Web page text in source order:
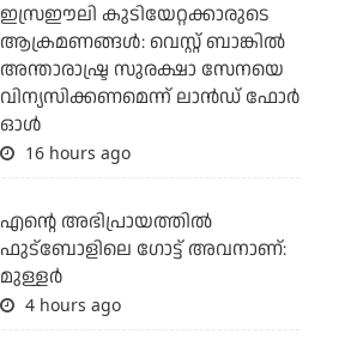
ഇസ്രഈലി കുടിയേറ്റക്കാരുടെ
ആക്രമണങ്ങള്‍: വെസ്റ്റ് ബാങ്കില്‍
അന്താരാഷ്ട്ര സുരക്ഷാ സേനയെ
വിന്യസിക്കണമെന്ന് ലാന്‍ഡ് ഫോര്‍
ഓള്‍
16 hours ago
എന്റെ അഭിപ്രായത്തില്‍
ഫുട്‌ബോളിലെ ഗോട്ട് അവനാണ്:
മുള്ളര്‍
4 hours ago